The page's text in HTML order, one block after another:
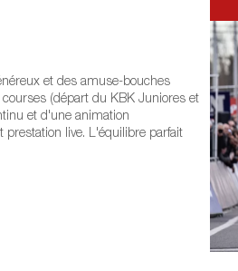
et des amuse-bouches
(départ du KBK Juniores et
et d'une animation
prestation live. L'équilibre parfait